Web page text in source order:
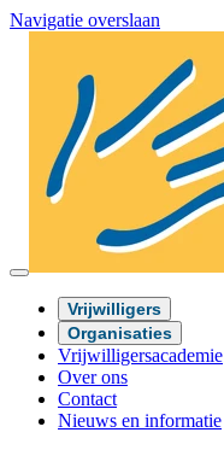
Navigatie overslaan
Vrijwilligers
Organisaties
Vrijwilligersacademie
Over ons
Contact
Nieuws en informatie